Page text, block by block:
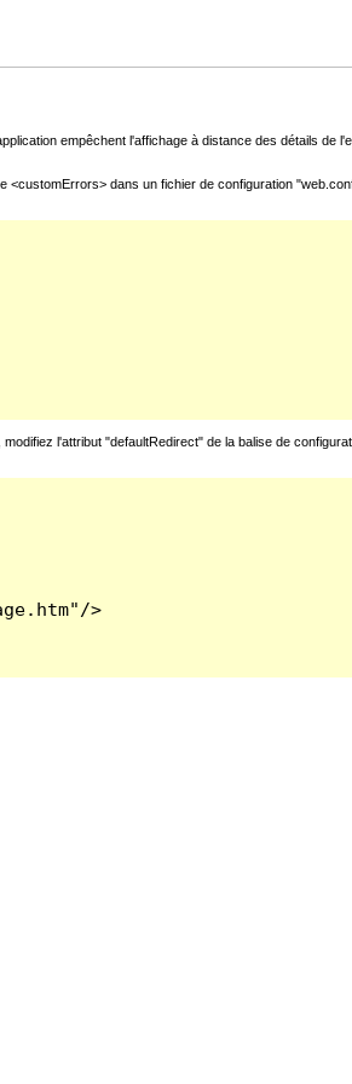
empêchent l'affichage à distance des détails de
dans un fichier de configuration
l'attribut "defaultRedirect" de la balise de
>